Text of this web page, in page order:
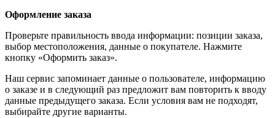
Оформление заказа
Проверьте правильность ввода информации: позиции заказа,
выбор местоположения, данные о покупателе. Нажмите
кнопку «Оформить заказ».
Наш сервис запоминает данные о пользователе, информацию
о заказе и в следующий раз предложит вам повторить к вводу
данные предыдущего заказа. Если условия вам не подходят,
выбирайте другие варианты.